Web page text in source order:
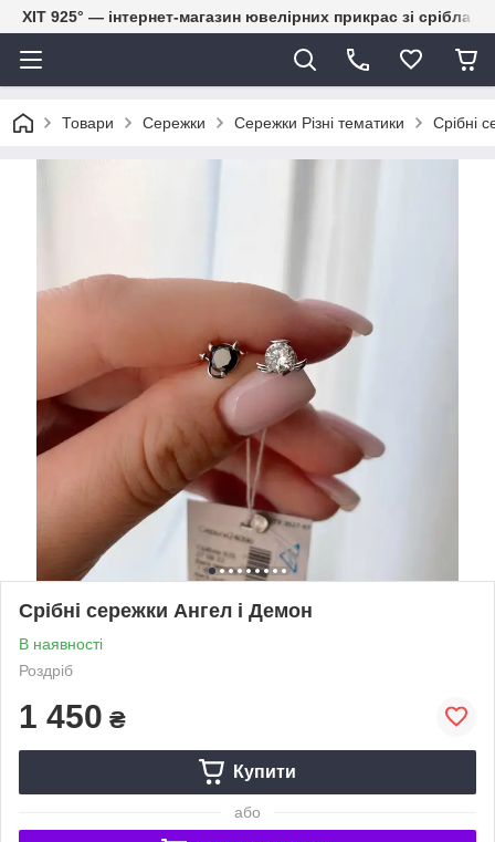
ХІТ 925° — інтернет-магазин ювелірних прикрас зі срібла
Товари Сережки Сережки Різні тематики Срібні
Срібні сережки Ангел і Демон
В наявності
Роздріб
1 450 ₴
Купити
або